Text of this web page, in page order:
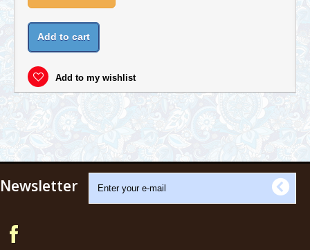
Add to cart
Add to my wishlist
Newsletter